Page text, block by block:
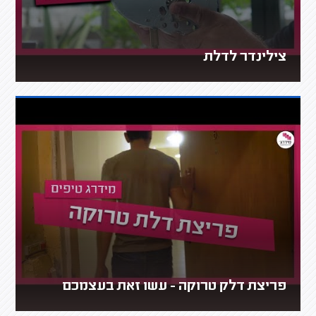
צילינדר לדלת
פריצת דלק טרוקה - עשו זאת בעצמכם